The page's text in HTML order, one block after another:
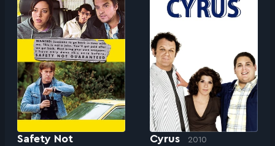
Safety Not
Cyrus 2010